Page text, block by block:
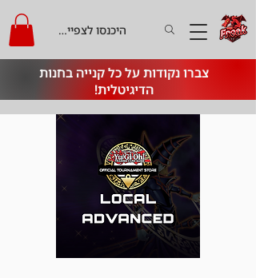
צברו נקודות על כל קנייה בחנות
הדיגיטלית!
היכנסו לצפייה בקרדיט